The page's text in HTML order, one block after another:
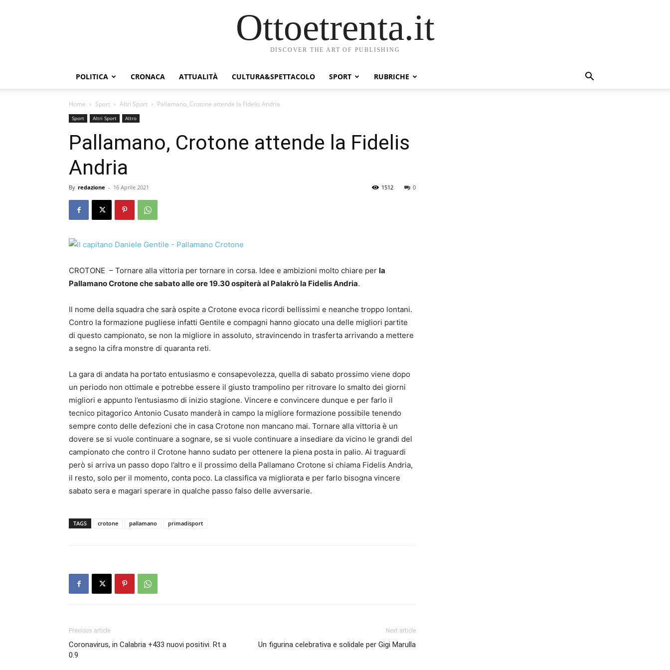
Ottoetrenta.it
DISCOVER THE ART OF PUBLISHING
POLITICA CRONACA ATTUALITÀ CULTURA&SPETTACOLO SPORT RUBRICHE
Home Sport Altri Sport Pallamano, Crotone attende la Fidelis Andria
Sport Altri Sport Altro
Pallamano, Crotone attende la Fidelis
Andria
By redazione - 16 Aprile 2021 0
1512
CROTONE – Tornare alla vittoria per tornare in corsa. Idee e ambizioni molto chiare per la
Pallamano Crotone che sabato alle ore 19.30 ospiterà al Palakrò la Fidelis Andria.
Il nome della squadra che sarà ospite a Crotone evoca ricordi bellissimi e neanche troppo lontani.
Contro la formazione pugliese infatti Gentile e compagni hanno giocato una delle migliori partite
di questo campionato, se non la migliore in assoluto, stravincendo in trasferta arrivando a mettere
a segno la cifra monstre di quaranta reti.
La gara di andata ha portato entusiasmo e consapevolezza, quella di sabato prossimo viene dopo
un periodo non ottimale e potrebbe essere il giusto trampolino per ritrovare lo smalto dei giorni
migliori e appunto l’entusiasmo di inizio stagione. Vincere e convincere dunque e per farlo il
tecnico pitagorico Antonio Cusato manderà in campo la migliore formazione possibile tenendo
sempre conto delle defezioni che in casa Crotone non mancano mai. Tornare alla vittoria è un
dovere se si vuole continuare a sognare, se si vuole continuare a insediare da vicino le grandi del
campionato che contro il Crotone hanno sudato per ottenere la piena posta in palio. Ai traguardi
però si arriva un passo dopo l’altro e il prossimo della Pallamano Crotone si chiama Fidelis Andria,
il resto, solo per il momento, conta poco. La classifica va migliorata e per farlo bisogna vincere
sabato sera e magari sperare in qualche passo falso delle avversarie.
TAGS crotone pallamano primadisport
Previous article
Coronavirus, in Calabria +433 nuovi positivi. Rt a
0.9
Next article
Un figurina celebrativa e solidale per Gigi Marulla